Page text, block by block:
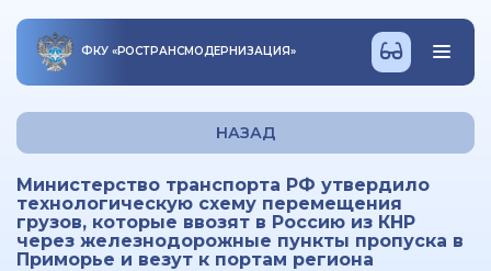
ФКУ «РОСТРАНСМОДЕРНИЗАЦИЯ»
НАЗАД
Министерство транспорта РФ утвердило
технологическую схему перемещения
грузов, которые ввозят в Россию из КНР
через железнодорожные пункты пропуска в
Приморье и везут к портам региона